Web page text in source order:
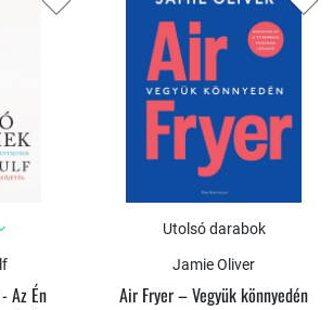
Az Én
Utolsó darabok
Jamie Oliver
Air Fryer – Vegyük könnyedén